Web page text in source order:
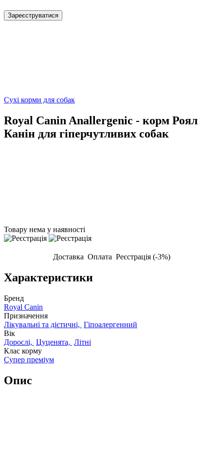
Зареєструватися
Сухі корми для собак
Royal Canin Anallergenic - корм Роял
Канін для гіперчутливих собак
Товару нема у наявності
Доставка Оплата Реєстрація (-3%)
Характеристики
Бренд
Royal Canin
Призначення
Лікувальні та дієтичні, Гіпоалергенний
Вік
Дорослі, Цуценята, Літні
Клас корму
Супер преміум
Опис